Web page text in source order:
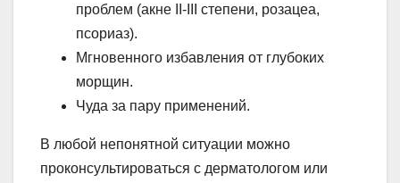
проблем (акне II-III степени, розацеа,
псориаз).
Мгновенного избавления от глубоких
морщин.
Чуда за пару применений.
В любой непонятной ситуации можно
проконсультироваться с дерматологом или